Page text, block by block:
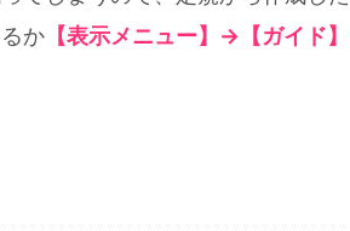
か 【表示メニュー】→【ガイド